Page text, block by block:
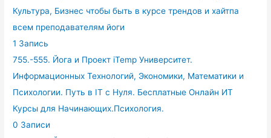
Культура, Бизнес чтобы быть в курсе трендов и хайтпа
всем преподавателям йоги
1 Запись
755.-555. Йога и Проект iTemp Университет.
Информационных Технологий, Экономики, Математики и
Психологии. Путь в IT с Нуля. Бесплатные Онлайн ИТ
Курсы для Начинающих.Психология.
0 Записи